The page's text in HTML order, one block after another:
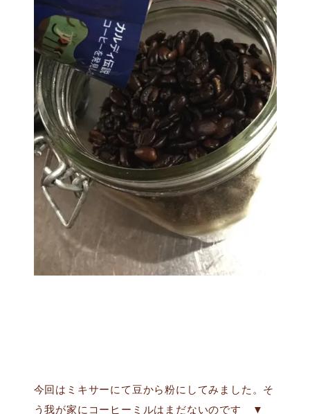
今回はミキサーにて豆から粉にしてみました。そ
う我が家にコーヒーミルはまだないのです ▼